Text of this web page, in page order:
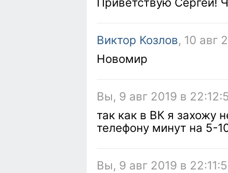
Виктор Козлов, 10 авг
Новомир
Вы, 9 авг 2019 в
так как в ВК я захожу
телефону минут на 5-
Вы, 9 авг 2019 в